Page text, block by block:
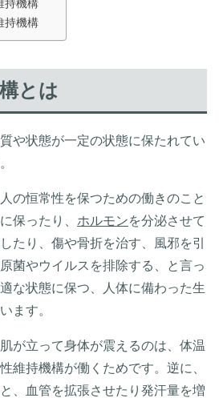
持機構
持機構
とは
や状態が一定の状態に保たれてい
の恒常性を保つための働きのこと
保ったり、 ホルモンを分泌させて
たり、傷や骨折を治す、風邪を引
菌やウイルスを排除する、と言っ
な状態に保つ、人体に備わった生
ます。
が立って身体が震えるのは、体温
維持機構が働くためです。逆に、
、血管を拡張させたり発汗量を増